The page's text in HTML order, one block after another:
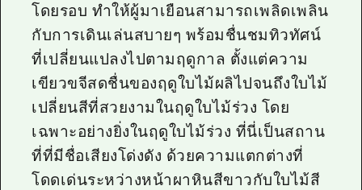
โดยรอบ ทำให้ผู้มาเยือนสามารถเพลิดเพลิน
กับการเดินเล่นสบายๆ พร้อมชื่นชมทิวทัศน์
ที่เปลี่ยนแปลงไปตามฤดูกาล ตั้งแต่ความ
เขียวขจีสดชื่นของฤดูใบไม้ผลิไปจนถึงใบไม้
เปลี่ยนสีที่สวยงามในฤดูใบไม้ร่วง โดย
เฉพาะอย่างยิ่งในฤดูใบไม้ร่วง ที่นี่เป็นสถาน
ที่ที่มีชื่อเสียงโด่งดัง ด้วยความแตกต่างที่
โดดเด่นระหว่างหน้าผาหินสีขาวกับใบไม้สี